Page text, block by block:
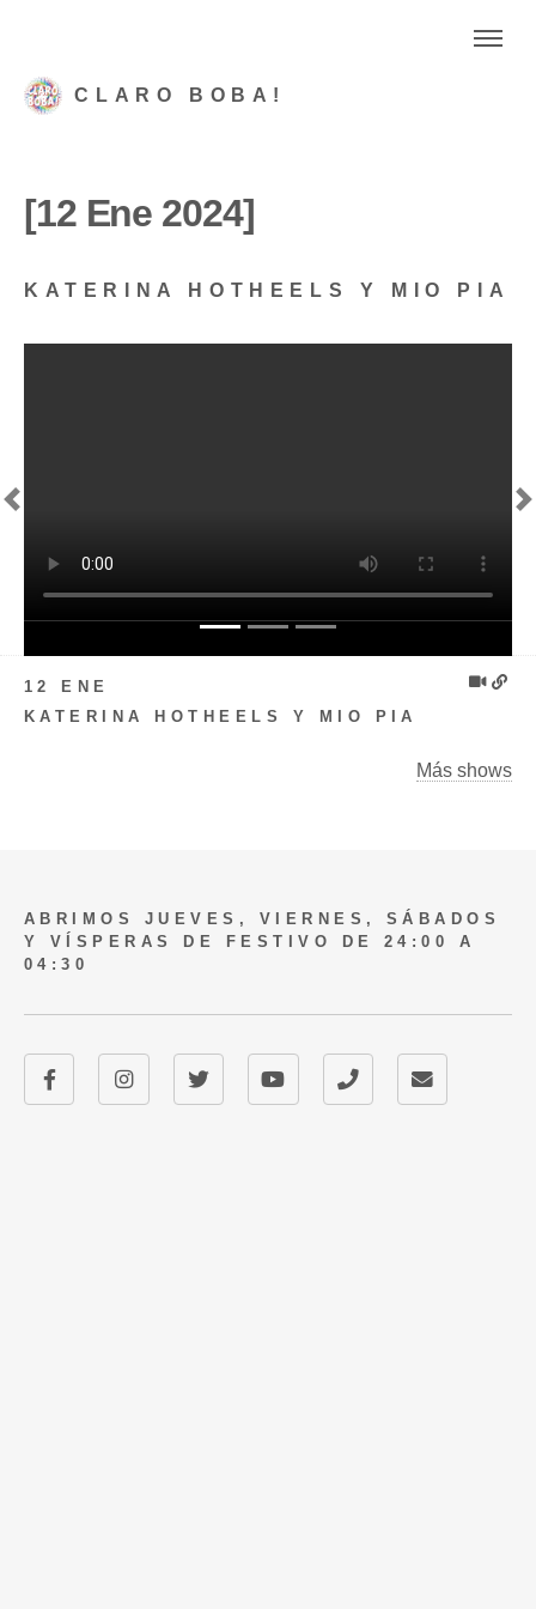
CLARO BOBA!
[12 Ene 2024]
KATERINA HOTHEELS Y MIO PIA
Previous
12 ENE
KATERINA HOTHEELS Y MIO PIA
Más shows
ABRIMOS JUEVES, VIERNES, SÁBADOS
Y VÍSPERAS DE FESTIVO DE 24:00 A
04:30